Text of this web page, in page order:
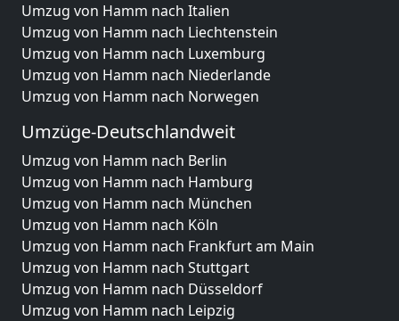
Umzug von Hamm nach Italien
Umzug von Hamm nach Liechtenstein
Umzug von Hamm nach Luxemburg
Umzug von Hamm nach Niederlande
Umzug von Hamm nach Norwegen
Umzüge-Deutschlandweit
Umzug von Hamm nach Berlin
Umzug von Hamm nach Hamburg
Umzug von Hamm nach München
Umzug von Hamm nach Köln
Umzug von Hamm nach Frankfurt am Main
Umzug von Hamm nach Stuttgart
Umzug von Hamm nach Düsseldorf
Umzug von Hamm nach Leipzig